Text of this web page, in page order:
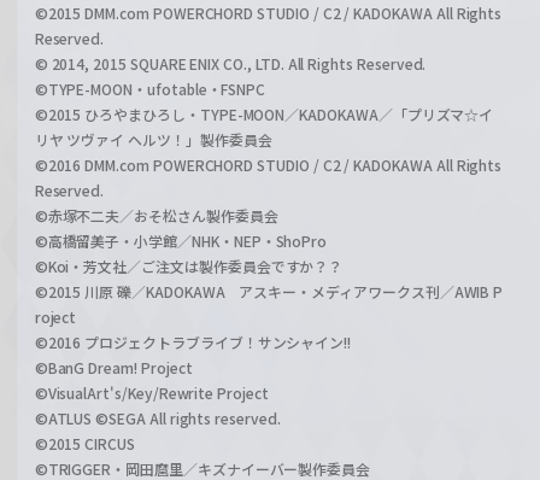
©2015 DMM.com POWERCHORD STUDIO / C2 / KADOKAWA All Rights
Reserved.
© 2014, 2015 SQUARE ENIX CO., LTD. All Rights Reserved.
©TYPE-MOON・ufotable・FSNPC
©2015 ひろやまひろし・TYPE-MOON／KADOKAWA／「プリズマ☆イ
リヤ ツヴァイ ヘルツ！」製作委員会
©2016 DMM.com POWERCHORD STUDIO / C2 / KADOKAWA All Rights
Reserved.
©赤塚不二夫／おそ松さん製作委員会
©高橋留美子・小学館／NHK・NEP・ShoPro
©Koi・芳文社／ご注文は製作委員会ですか？？
©2015 川原 礫／KADOKAWA アスキー・メディアワークス刊／AWIB P
roject
©2016 プロジェクトラブライブ！サンシャイン!!
©BanG Dream! Project
©VisualArt's/Key/Rewrite Project
©ATLUS ©SEGA All rights reserved.
©2015 CIRCUS
©TRIGGER・岡田麿里／キズナイーバー製作委員会